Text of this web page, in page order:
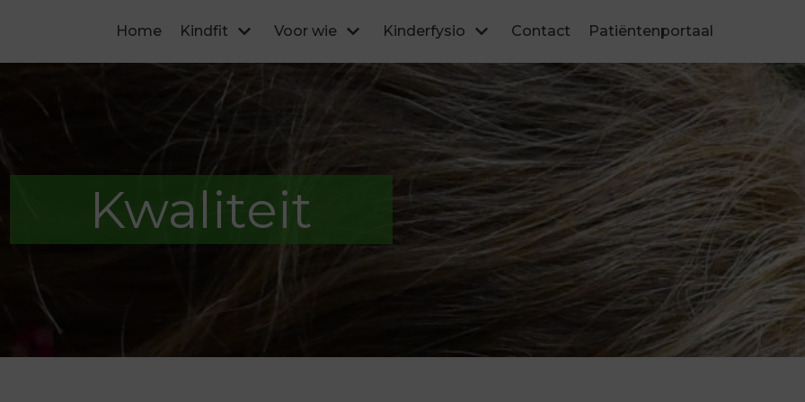
Home Kindfit Voor wie Kinderfysio Contact Patiëntenportaal
Kwaliteit